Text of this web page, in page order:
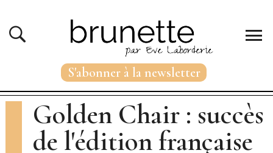
Golden Chair : succès
de l'édition française
S'abonner à la newsletter